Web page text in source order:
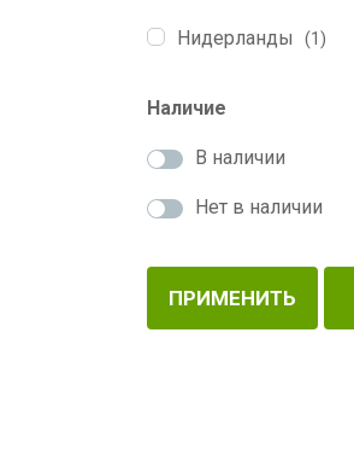
Нидерланды (1)
Наличие
В наличии
Нет в наличии
ПРИМЕНИТЬ